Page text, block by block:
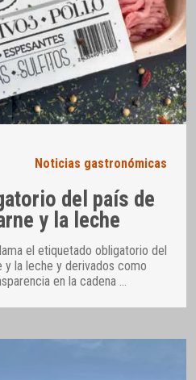
Noticias gastronómicas
del país de
y la leche
el etiquetado obligatorio del
y la leche y derivados como
en la cadena